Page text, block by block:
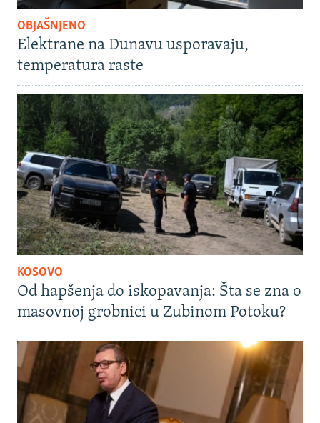
OBJAŠNJENO
Elektrane na Dunavu usporavaju,
temperatura raste
KOSOVO
Od hapšenja do iskopavanja: Šta se zna o
masovnoj grobnici u Zubinom Potoku?